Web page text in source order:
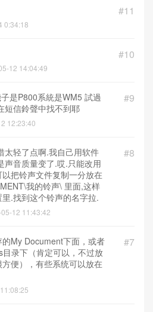
#11
0:34:18
#10
12 14:04:49
#9
是P800系統是WM5 試過
短信鈴聲中找不到耶
12:23:40
#8
太轻了点啊.我自己用软件
声音质量变了.哎.只能改用
把铃声文件复制一分放在
我的铃声\ 里面,这样
.找到这个铃声的名字拉.
12 11:43:42
#7
My Document下面，或者
录下（肯定可以，不过放
便），有些系统可以放在